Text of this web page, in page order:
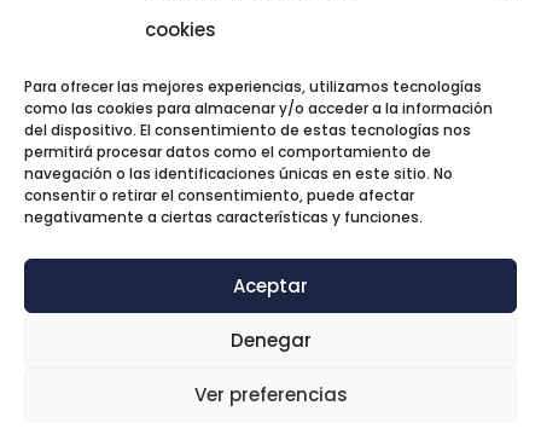
cookies
Para ofrecer las mejores experiencias, utilizamos tecnologías
como las cookies para almacenar y/o acceder a la información
del dispositivo. El consentimiento de estas tecnologías nos
permitirá procesar datos como el comportamiento de
navegación o las identificaciones únicas en este sitio. No
consentir o retirar el consentimiento, puede afectar
negativamente a ciertas características y funciones.
Aceptar
Denegar
Ver preferencias